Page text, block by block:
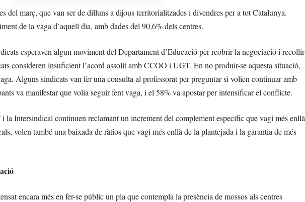
del març, que van ser de dilluns a dijous territorialitzades i divendres per a tot Catalunya.
de la vaga d’aquell dia, amb dades del 90,6% dels centres.
esperaven algun moviment del Departament d’Educació per reobrir la negociació i recollir
consideren insuficient l’acord assolit amb CCOO i UGT. En no produir-se aquesta situació,
Alguns sindicats van fer una consulta al professorat per preguntar si volien continuar amb
va manifestar que volia seguir fent vaga, i el 58% va apostar per intensificar el conflicte.
la Intersindical continuen reclamant un increment del complement específic que vagi més enllà
volen també una baixada de ràtios que vagi més enllà de la plantejada i la garantia de més
encara més en fer-se públic un pla que contempla la presència de mossos als centres